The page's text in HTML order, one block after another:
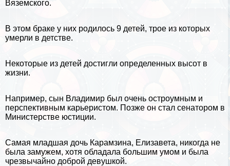
Вяземского.
В этом бpaке у них родилось 9 детей, трое из которых
умерли в детстве.
Некоторые из детей достигли определенных высот в
жизни.
Например, сын Владимир был очень остроумным и
перспективным карьеристом. Позже он стал сенатором в
Министерстве юстиции.
Самая младшая дочь Карамзина, Елизавета, никогда не
была замужем, хотя обладала большим умом и была
чрезвычайно доброй дeвyшкой.